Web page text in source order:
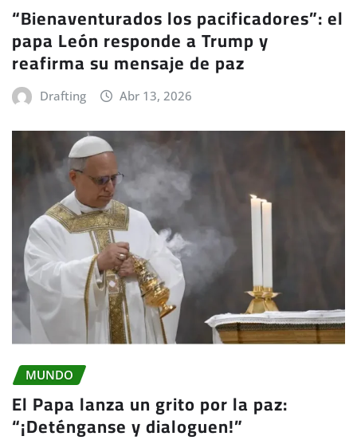
“Bienaventurados los pacificadores”: el
papa León responde a Trump y
reafirma su mensaje de paz
Drafting Abr 13, 2026
MUNDO
El Papa lanza un grito por la paz:
“¡Deténganse y dialoguen!”